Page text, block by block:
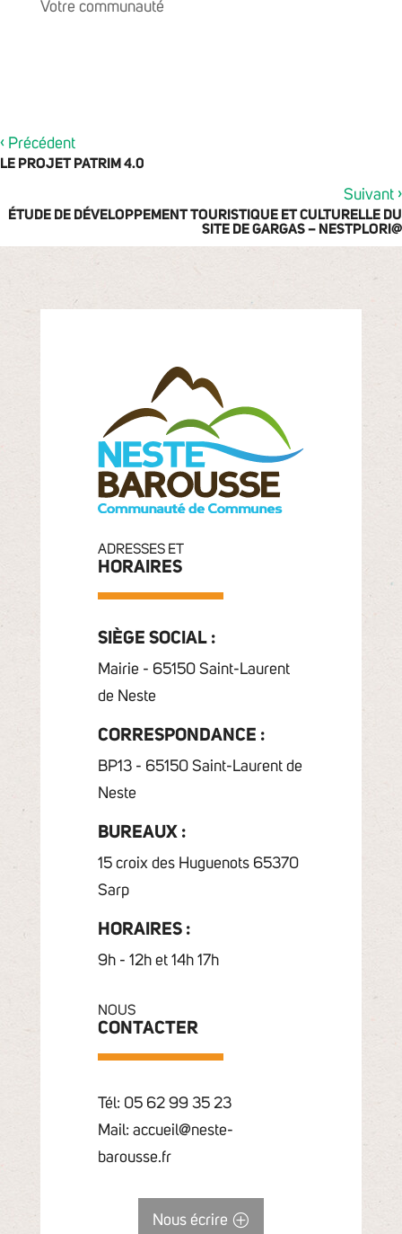
Votre communauté
‹ Précédent
LE PROJET PATRIM 4.0
Suivant ›
ÉTUDE DE DÉVELOPPEMENT TOURISTIQUE ET CULTURELLE DU
SITE DE GARGAS – NESTPLORI@
ADRESSES ET
HORAIRES
SIÈGE SOCIAL :
Mairie - 65150 Saint-Laurent
de Neste
CORRESPONDANCE :
BP13 - 65150 Saint-Laurent de
Neste
BUREAUX :
15 croix des Huguenots 65370
Sarp
HORAIRES :
9h - 12h et 14h 17h
NOUS
CONTACTER
Tél: 05 62 99 35 23
Mail: accueil@neste-
barousse.fr
Nous écrire